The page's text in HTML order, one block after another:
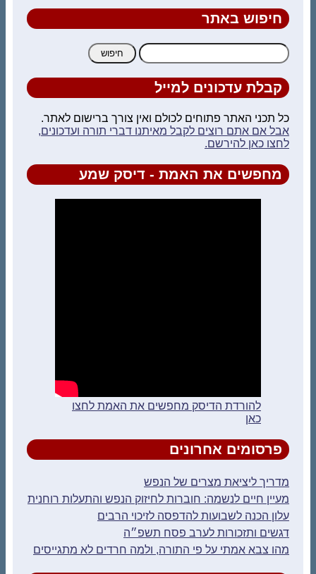
חיפוש באתר
חיפוש:
קבלת עדכונים למייל
כל תכני האתר פתוחים לכולם ואין צורך ברישום לאתר.
אבל אם אתם רוצים לקבל מאיתנו דברי תורה ועדכונים,
לחצו כאן להירשם.
מחפשים את האמת - דיסק שמע
להורדת הדיסק מחפשים את האמת לחצו
כאן
פרסומים אחרונים
מדריך ליציאת מצרים של הנפש
מעיין חיים לנשמה: חוברות לחיזוק הנפש והתעלות רוחנית
עלון הכנה לשבועות להדפסה לזיכוי הרבים
דגשים ותזכורות לערב פסח תשפ״ה
מהו צבא אמתי על פי התורה, ולמה חרדים לא מתגייסים